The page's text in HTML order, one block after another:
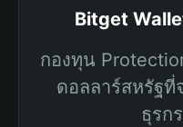
Bitget
กองทุน
ดอลลาร์สหรัฐ
ธุรก